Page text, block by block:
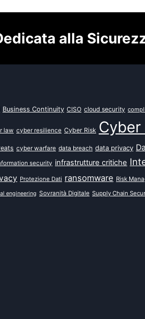
alla
Business Continuity CISO cloud security
law cyber resilience Cyber Risk
cyber warfare data breach data privacy
security infrastrutture critiche
Protezione Dati ransomware Risk
engineering Sovranità Digitale Supply Chain